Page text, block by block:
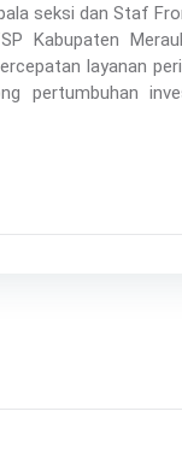
seksi dan Staf
Kabupaten
layanan
pertumbuhan